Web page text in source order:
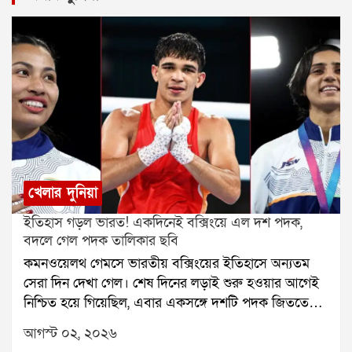
খেলার দুনিয়া
ইতিহাস গড়ল ভারত! একদিনেই বক্সিংয়ে এল দশ পদক,
বদলে গেল পদক তালিকার ছবি
কমনওয়েলথ গেমসে ভারতীয় বক্সিংয়ের ইতিহাসে অন্যতম
সেরা দিন দেখা গেল। শেষ দিনের লড়াই শুরু হওয়ার আগেই
নিশ্চিত হয়ে গিয়েছিল, এবার একসঙ্গে দশটি পদক জিততে
চলেছেন ভারতের বক্সাররা। এর আগে কমনওয়েলথ গেমসে
ভারত কখনও বক্সিংয়ে এত বেশি পদক জিততে পারেনি। তাই
আগস্ট ০২, ২০২৬